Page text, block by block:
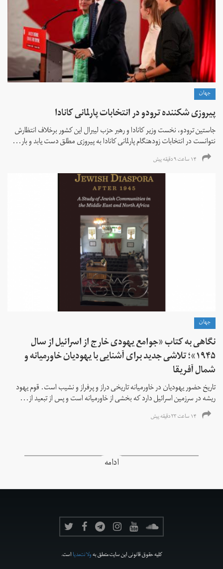
جهان
پیروزی شکننده ترودو در انتخابات پارلمانی کانادا
جاستین ترودو، نخست وزیر کانادا و رهبر حزب لیبرال این کشور برخلاف انتظارش
نتوانست در انتخابات زود‌هنگام پارلمانی کانادا به پیروزی مطلق دست یابد و بار...
۱۴ ساعت ۹ دقیقه پیش
جهان
نگاهی به کتاب «جوامع یهودی خارج از اسرائیل از سال
۱۹۴۵»؛ تلاشی جدید برای آشنایی با یهودیان خاورمیانه و
شمال آفریقا
تاریخ حضور یهودیان در خاورمیانه تاریخی دراز و پرفراز و نشیب است. قوم یهود
ریشه در سرزمین اسرائیل دارد که بخشی از خاورمیانه است و پس از تبعید از...
۱۴ ساعت ۲۳ دقیقه پیش
ادامه
کلیه حقوق قانونی این سایت متعلق بهولانت‌مدیااست.